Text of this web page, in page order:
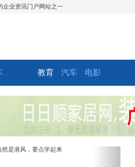
企业资讯门户网站之一
教育 汽车 电影